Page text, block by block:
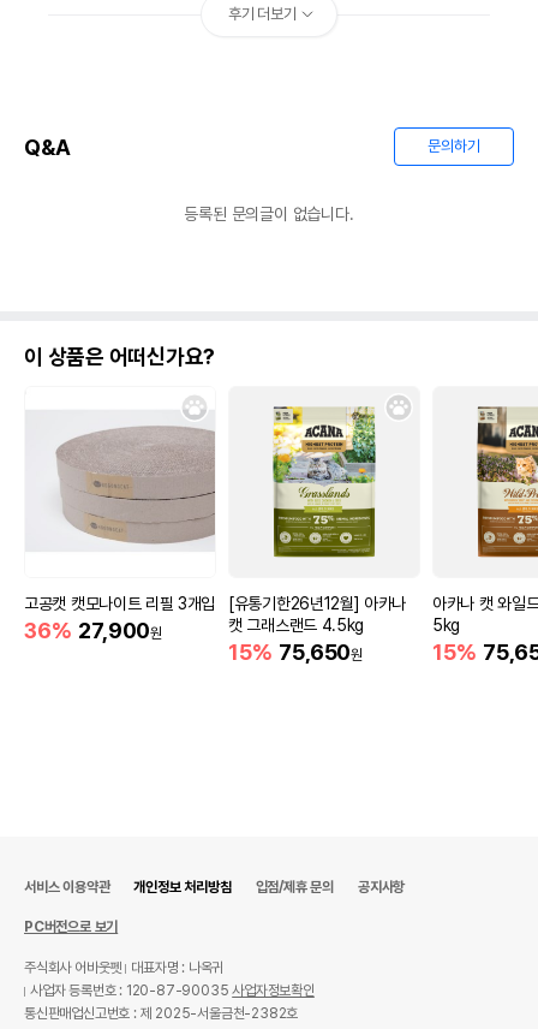
후기 더보기
Q&A 문의하기
등록된 문의글이 없습니다.
이 상품은 어떠신가요?
고공캣 캣모나이트 리필 3개입
36% 27,900원
[유통기한26년12월] 아카나
캣 그래스랜드 4.5kg
15% 75,650원
아카나 캣 와일
5kg
15%
서비스 이용약관 개인정보 처리방침 입점/제휴 문의 공지사항
PC버전으로 보기
주식회사 어바웃펫
대표자명 : 나옥귀
사업자 등록번호 : 120-87-90035사업자정보확인
통신판매업신고번호 : 제 2025-서울금천-2382호